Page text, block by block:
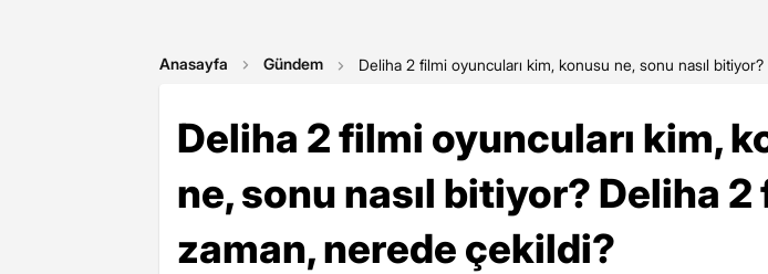
Anasayfa Gündem Deliha 2 filmi oyuncuları kim, konusu ne, sonu nasıl
Deliha 2 filmi oyuncuları kim,
ne, sonu nasıl bitiyor? Deliha
zaman, nerede çekildi?